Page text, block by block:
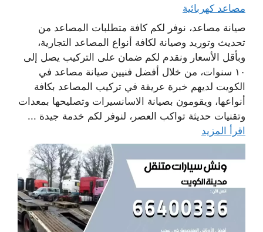
مصاعد كهربائية
صيانة مصاعد، نوفر لكم كافة متطلبات المصاعد من
تحديث وتوريد وصيانة لكافة أنواع المصاعد التجارية،
وبأقل الأسعار ونقدم لكم ضمان على التركيب يصل إلى
١٠ سنوات، من خلال أفضل فنيين صيانة مصاعد في
الكويت لديهم خبرة عريقة في تركيب المصاعد بكافة
أنواعها، ويقومون بصيانة الاسانسيرات وتصليحها بمعدات
وتقنيات حديثة تواكب العصر، لنوفر لكم خدمة جيدة ...
اقرأ المزيد